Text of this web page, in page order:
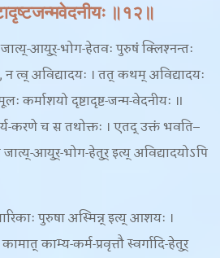
॥१२॥
आयुर्-भोग-हेतवः पुरुषं क्लिश्नन्तः
त्व् अविद्यादयः । तत् कथम् अविद्यादयः
कर्माशयो दृष्टादृष्ट-जन्म-वेदनीयः ॥
करणे च स तथोक्तः । एतद् उक्तं भवति–
जात्य्-आयुर्-भोग-हेतुर् इत्य् अविद्यादयोऽपि
पुरुषा अस्मिन्न् इत्य् आशयः ।
काम्य-कर्म-प्रवृत्तौ स्वर्गादि-हेतुर्